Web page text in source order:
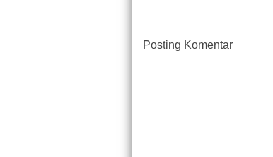
Posting Komentar